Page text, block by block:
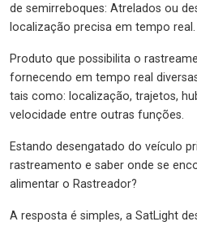
de semirreboques: Atrelados ou
localização precisa em tempo real.
Produto que possibilita o
fornecendo em tempo real
tais como: localização, trajetos,
velocidade entre outras funções.
Estando desengatado do veículo
rastreamento e saber onde se
alimentar o Rastreador?
A resposta é simples, a SatLight